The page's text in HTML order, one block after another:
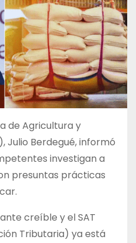
de Agricultura y
Julio Berdegué, informó
investigan a
presuntas prácticas
creíble y el SAT
Tributaria) ya está